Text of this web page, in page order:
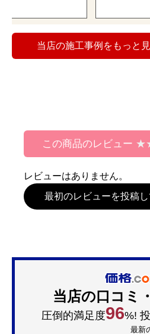
当店の施工事例をもっと
この商品のレビュー
レビューはありません。
最初のレビューを投稿
当店の口コミ
圧倒的満足度96%!
最新